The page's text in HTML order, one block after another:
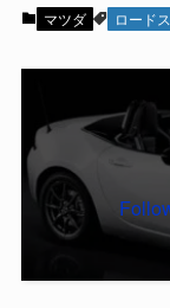
マツダ ロード